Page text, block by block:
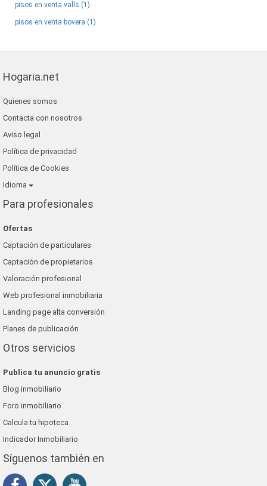
pisos en venta valls (1)
pisos en venta bovera (1)
Hogaria.net
Quienes somos
Contacta con nosotros
Aviso legal
Política de privacidad
Política de Cookies
Idioma
Para profesionales
Ofertas
Captación de particulares
Captación de propietarios
Valoración profesional
Web profesional inmobiliaria
Landing page alta conversión
Planes de publicación
Otros servicios
Publica tu anuncio gratis
Blog inmobiliario
Foro inmobiliario
Calcula tu hipoteca
Indicador Inmobiliario
Síguenos también en